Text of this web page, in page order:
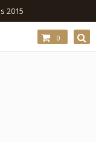
2015
0